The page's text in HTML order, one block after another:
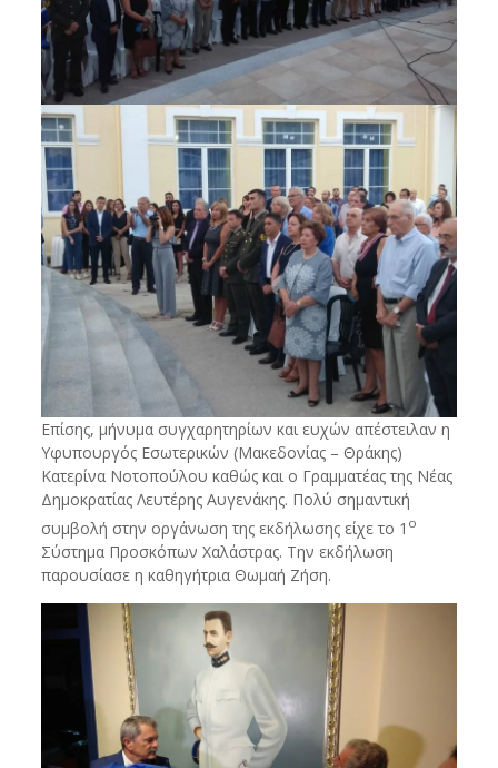
Επίσης, μήνυμα συγχαρητηρίων και ευχών απέστειλαν η
Υφυπουργός Εσωτερικών (Μακεδονίας – Θράκης)
Κατερίνα Νοτοπούλου καθώς και ο Γραμματέας της Νέας
Δημοκρατίας Λευτέρης Αυγενάκης. Πολύ σημαντική
συμβολή στην οργάνωση της εκδήλωσης είχε το 1 ο
Σύστημα Προσκόπων Χαλάστρας. Την εκδήλωση
παρουσίασε η καθηγήτρια Θωμαή Ζήση.